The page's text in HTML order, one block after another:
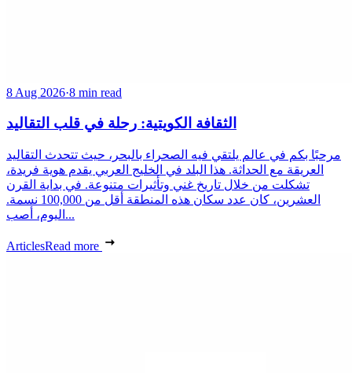
8 Aug 2026·8 min read
الثقافة الكويتية: رحلة في قلب التقاليد
مرحبًا بكم في عالم يلتقي فيه الصحراء بالبحر، حيث تتحدث التقاليد
العريقة مع الحداثة. هذا البلد في الخليج العربي يقدم هوية فريدة،
تشكلت من خلال تاريخ غني وتأثيرات متنوعة. في بداية القرن
العشرين، كان عدد سكان هذه المنطقة أقل من 100,000 نسمة.
اليوم، أصب...
ArticlesRead more